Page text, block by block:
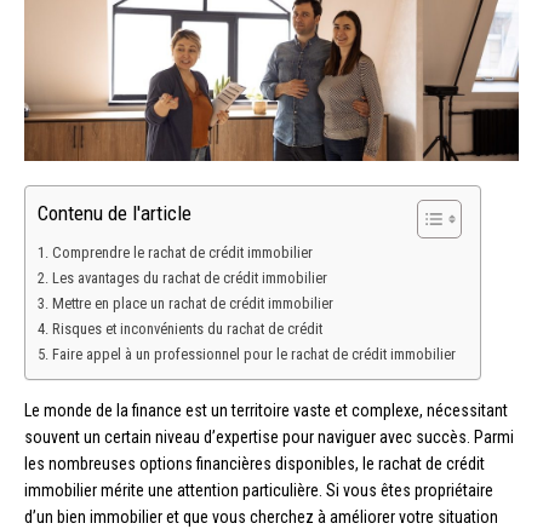
Contenu de l'article
Comprendre le rachat de crédit immobilier
Les avantages du rachat de crédit immobilier
Mettre en place un rachat de crédit immobilier
Risques et inconvénients du rachat de crédit
Faire appel à un professionnel pour le rachat de crédit immobilier
Le monde de la finance est un territoire vaste et complexe, nécessitant
souvent un certain niveau d’expertise pour naviguer avec succès. Parmi
les nombreuses options financières disponibles, le rachat de crédit
immobilier mérite une attention particulière. Si vous êtes propriétaire
d’un bien immobilier et que vous cherchez à améliorer votre situation